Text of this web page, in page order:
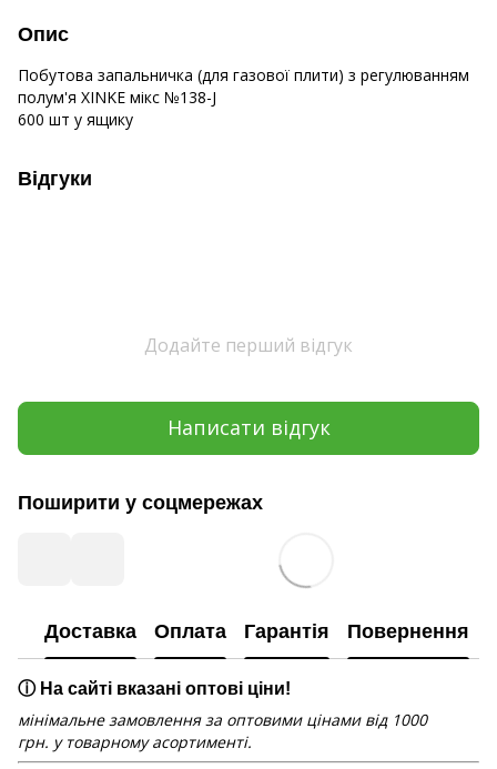
Опис
Побутова запальничка (для газової плити) з регулюванням
полум'я XINKE мікс №138-J
600 шт у ящику
Відгуки
Додайте перший відгук
Написати відгук
Поширити у соцмережах
Доставка Оплата Гарантія Повернення
ⓘ На сайті вказані оптові ціни!
мінімальне замовлення за оптовими цінами від 1000
грн. у товарному асортименті.